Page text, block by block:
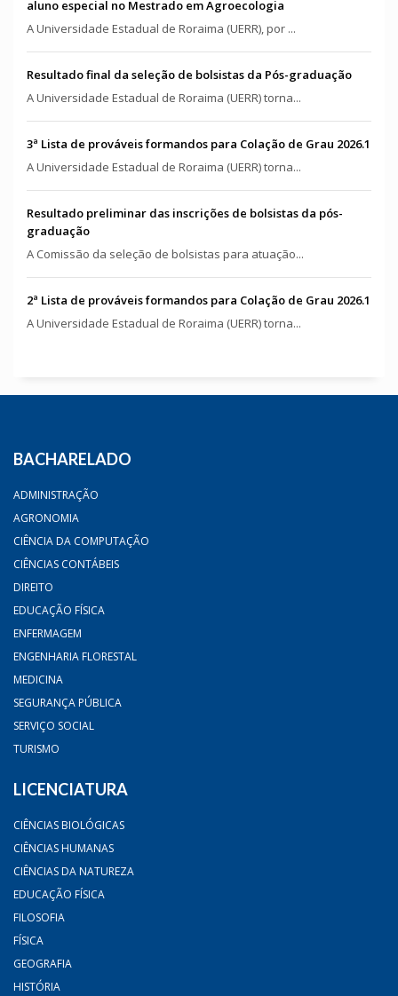
aluno especial no Mestrado em Agroecologia
A Universidade Estadual de Roraima (UERR), por ...
Resultado final da seleção de bolsistas da Pós-graduação
A Universidade Estadual de Roraima (UERR) torna...
3ª Lista de prováveis formandos para Colação de Grau 2026.1
A Universidade Estadual de Roraima (UERR) torna...
Resultado preliminar das inscrições de bolsistas da pós-
graduação
A Comissão da seleção de bolsistas para atuação...
2ª Lista de prováveis formandos para Colação de Grau 2026.1
A Universidade Estadual de Roraima (UERR) torna...
BACHARELADO
ADMINISTRAÇÃO
AGRONOMIA
CIÊNCIA DA COMPUTAÇÃO
CIÊNCIAS CONTÁBEIS
DIREITO
EDUCAÇÃO FÍSICA
ENFERMAGEM
ENGENHARIA FLORESTAL
MEDICINA
SEGURANÇA PÚBLICA
SERVIÇO SOCIAL
TURISMO
LICENCIATURA
CIÊNCIAS BIOLÓGICAS
CIÊNCIAS HUMANAS
CIÊNCIAS DA NATUREZA
EDUCAÇÃO FÍSICA
FILOSOFIA
FÍSICA
GEOGRAFIA
HISTÓRIA